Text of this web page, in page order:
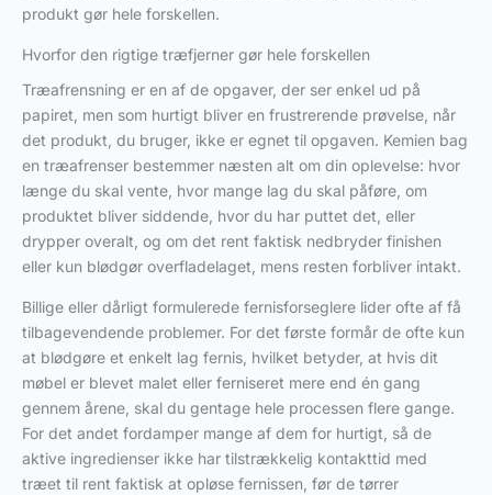
produkt gør hele forskellen.
Hvorfor den rigtige træfjerner gør hele forskellen
Træafrensning er en af de opgaver, der ser enkel ud på
papiret, men som hurtigt bliver en frustrerende prøvelse, når
det produkt, du bruger, ikke er egnet til opgaven. Kemien bag
en træafrenser bestemmer næsten alt om din oplevelse: hvor
længe du skal vente, hvor mange lag du skal påføre, om
produktet bliver siddende, hvor du har puttet det, eller
drypper overalt, og om det rent faktisk nedbryder finishen
eller kun blødgør overfladelaget, mens resten forbliver intakt.
Billige eller dårligt formulerede fernisforseglere lider ofte af få
tilbagevendende problemer. For det første formår de ofte kun
at blødgøre et enkelt lag fernis, hvilket betyder, at hvis dit
møbel er blevet malet eller ferniseret mere end én gang
gennem årene, skal du gentage hele processen flere gange.
For det andet fordamper mange af dem for hurtigt, så de
aktive ingredienser ikke har tilstrækkelig kontakttid med
træet til rent faktisk at opløse fernissen, før de tørrer